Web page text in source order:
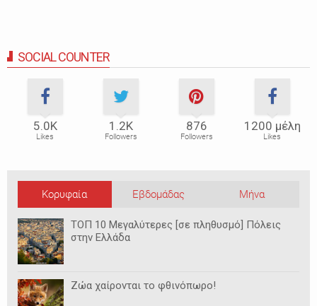
SOCIAL COUNTER
5.0Κ
Likes
1.2Κ
Followers
876
Followers
1200 μέλη
Likes
Κορυφαία Εβδομάδας Μήνα
ΤΟΠ 10 Μεγαλύτερες [σε πληθυσμό] Πόλεις
στην Ελλάδα
Ζώα χαίρονται το φθινόπωρο!